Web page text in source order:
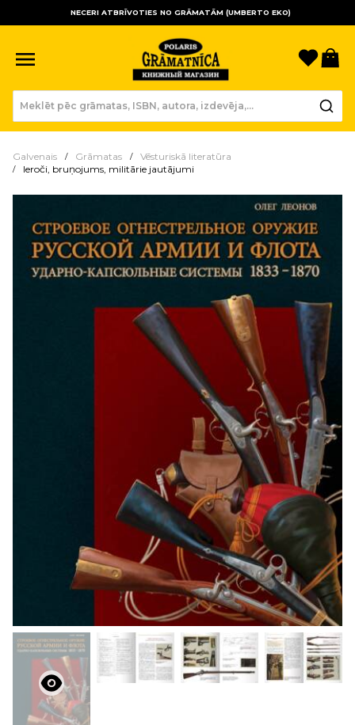
NECERI ATBRĪVOTIES NO GRĀMATĀM (UMBERTO EKO)
Galvenais Grāmatas
Vēsturiskā literatūra
Ieroči, bruņojums, militārie jautājumi